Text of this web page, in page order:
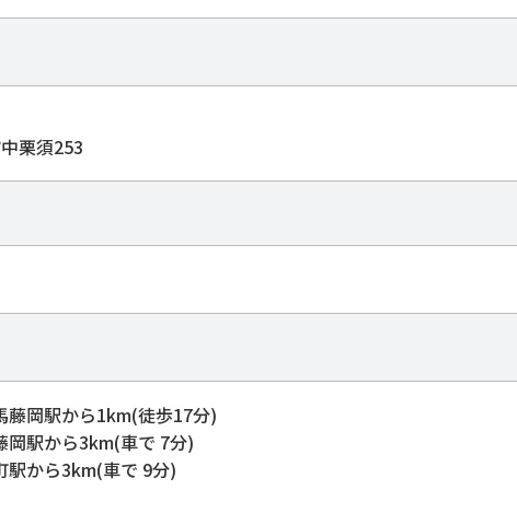
栗須253
藤岡駅から1km(徒歩17分)
岡駅から3km(車で 7分)
駅から3km(車で 9分)